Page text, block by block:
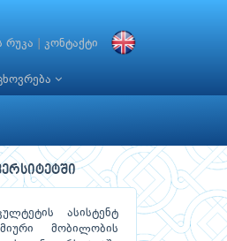
რუკა კონტაქტი
ასისტენტ
მობილობის